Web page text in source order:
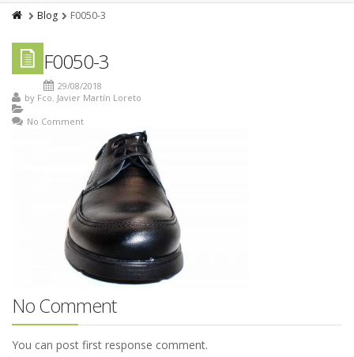
Blog F0050-3
F0050-3
29/08/2018
by Fco. Javier Martín Loreto
No Comment
No Comment
You can post first response comment.